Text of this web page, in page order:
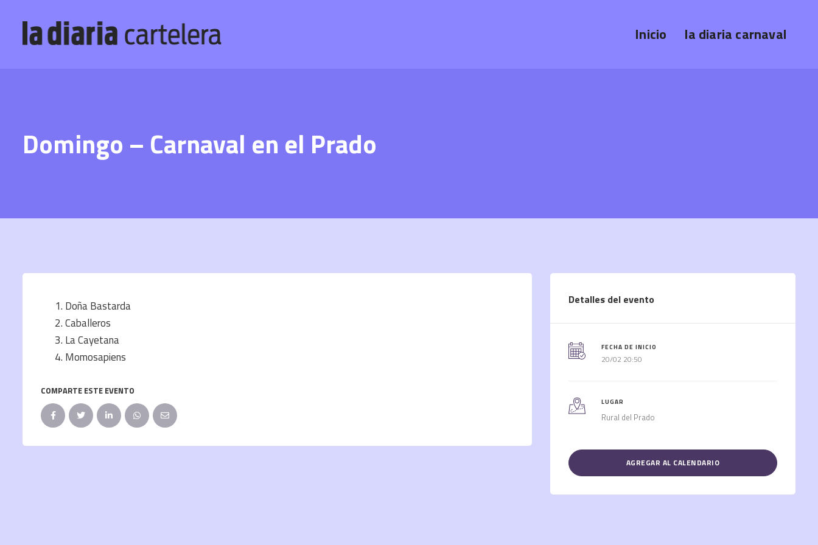
Inicio la diaria carnaval
Domingo – Carnaval en el Prado
Doña Bastarda
Caballeros
La Cayetana
Momosapiens
COMPARTE ESTE EVENTO
Detalles del evento
FECHA DE INICIO
20/02 20:50
LUGAR
Rural del Prado
AGREGAR AL CALENDARIO